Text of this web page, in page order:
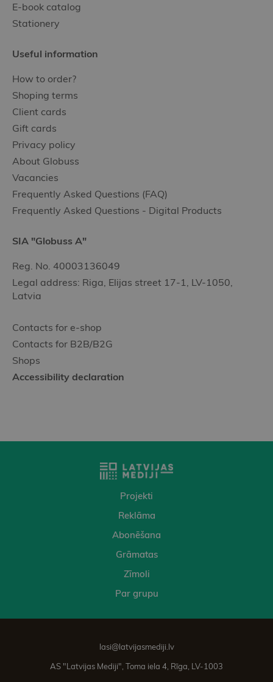
E-book catalog
Stationery
Useful information
How to order?
Shoping terms
Client cards
Gift cards
Privacy policy
About Globuss
Vacancies
Frequently Asked Questions (FAQ)
Frequently Asked Questions - Digital Products
SIA "Globuss A"
Reg. No. 40003136049
Legal address: Riga, Elijas street 17-1, LV-1050,
Latvia
Contacts for e-shop
Contacts for B2B/B2G
Shops
Accessibility declaration
Projekti
Reklāma
Abonēšana
Grāmatas
Zīmoli
Par grupu
lasi@latvijasmediji.lv
AS "Latvijas Mediji", Toma iela 4, Rīga, LV-1003